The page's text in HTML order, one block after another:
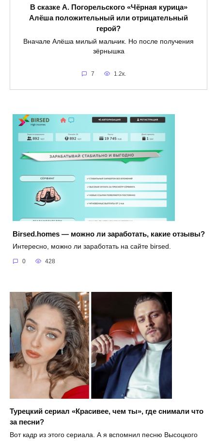
В сказке А. Погорельского «Чёрная курица»
Алёша положительный или отрицательный
герой?
Вначале Алёша милый мальчик. Но после получения
зёрнышка
7 1.2к.
Birsed.homes — можно ли заработать, какие отзывы?
Интересно, можно ли заработать на сайте birsed.
0 428
Турецкий сериал «Красивее, чем ты», где снимали что
за песни?
Вот кадр из этого сериала. А я вспомнил песню Высоцкого